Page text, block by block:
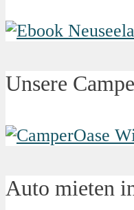
Unsere
Auto mieten